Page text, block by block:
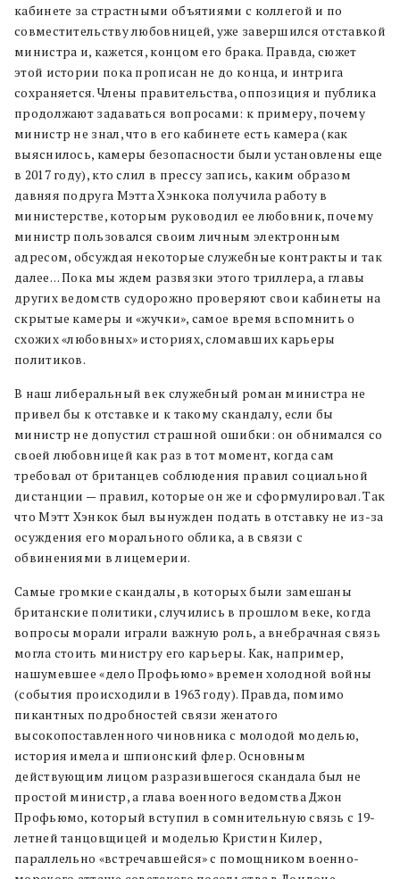
кабинете за страстными объятиями с коллегой и по
совместительству любовницей, уже завершился отставкой
министра и, кажется, концом его брака. Правда, сюжет
этой истории пока прописан не до конца, и интрига
сохраняется. Члены правительства, оппозиция и публика
продолжают задаваться вопросами: к примеру, почему
министр не знал, что в его кабинете есть камера (как
выяснилось, камеры безопасности были установлены еще
в 2017 году), кто слил в прессу запись, каким образом
давняя подруга Мэтта Хэнкока получила работу в
министерстве, которым руководил ее любовник, почему
министр пользовался своим личным электронным
адресом, обсуждая некоторые служебные контракты и так
далее… Пока мы ждем развязки этого триллера, а главы
других ведомств судорожно проверяют свои кабинеты на
скрытые камеры и «жучки», самое время вспомнить о
схожих «любовных» историях, сломавших карьеры
политиков.
В наш либеральный век служебный роман министра не
привел бы к отставке и к такому скандалу, если бы
министр не допустил страшной ошибки: он обнимался со
своей любовницей как раз в тот момент, когда сам
требовал от британцев соблюдения правил социальной
дистанции — правил, которые он же и сформулировал. Так
что Мэтт Хэнкок был вынужден подать в отставку не из-за
осуждения его морального облика, а в связи с
обвинениями в лицемерии.
Самые громкие скандалы, в которых были замешаны
британские политики, случились в прошлом веке, когда
вопросы морали играли важную роль, а внебрачная связь
могла стоить министру его карьеры. Как, например,
нашумевшее «дело Профьюмо» времен холодной войны
(события происходили в 1963 году). Правда, помимо
пикантных подробностей связи женатого
высокопоставленного чиновника с молодой моделью,
история имела и шпионский флер. Основным
действующим лицом разразившегося скандала был не
простой министр, а глава военного ведомства Джон
Профьюмо, который вступил в сомнительную связь с 19-
летней танцовщицей и моделью Кристин Килер,
параллельно «встречавшейся» с помощником военно-